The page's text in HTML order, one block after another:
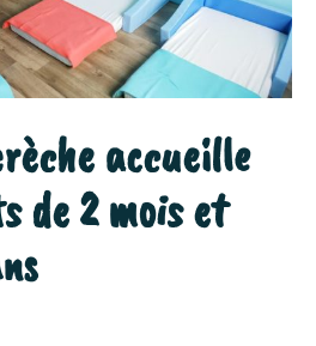
accueille
de 2 mois et